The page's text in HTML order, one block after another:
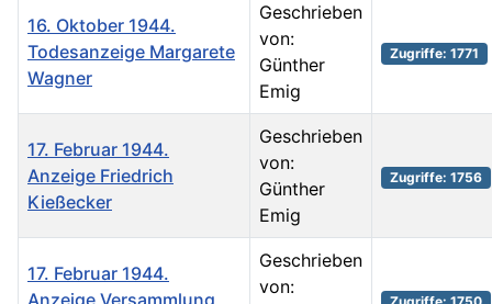
16. Oktober 1944.
Todesanzeige Margarete
Wagner
Geschrieben
von:
Günther
Emig
Zugriffe: 1771
17. Februar 1944.
Anzeige Friedrich
Kießecker
Geschrieben
von:
Günther
Emig
Zugriffe: 1756
17. Februar 1944.
Geschrieben
von: